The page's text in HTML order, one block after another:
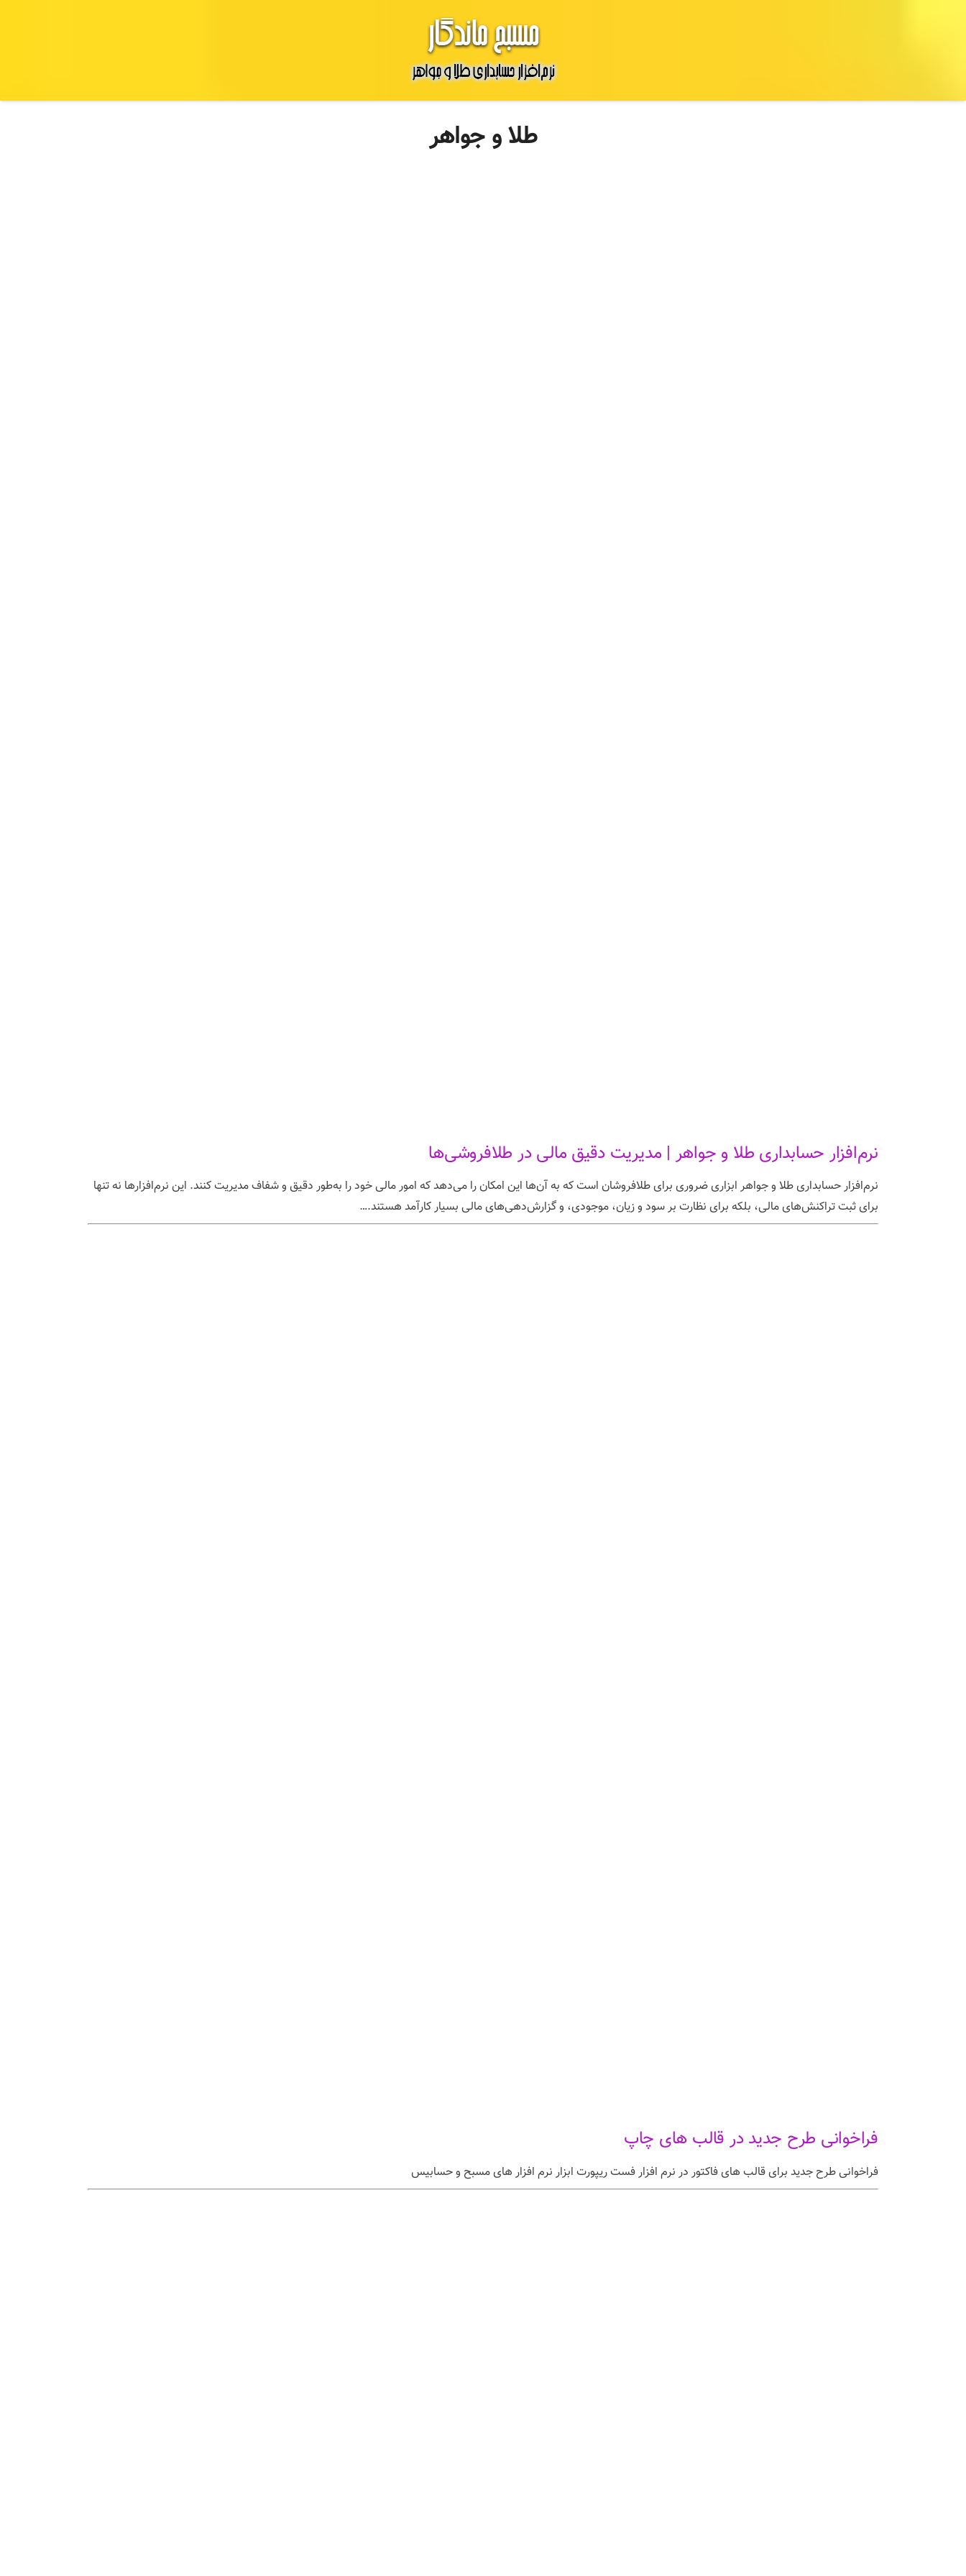
طلا و جواهر
نرم‌افزار حسابداری طلا و جواهر | مدیریت دقیق مالی در طلافروشی‌ها
نرم‌افزار حسابداری طلا و جواهر ابزاری ضروری برای طلافروشان است که به آن‌ها این امکان را می‌دهد که امور مالی خود را به‌طور دقیق و شفاف مدیریت کنند. این نرم‌افزارها نه تنها
برای ثبت تراکنش‌های مالی، بلکه برای نظارت بر سود و زیان، موجودی، و گزارش‌دهی‌های مالی بسیار کارآمد هستند.…
فراخوانی طرح جدید در قالب های چاپ
فراخوانی طرح جدید برای قالب های فاکتور در نرم افزار فست ریپورت ابزار نرم افزار های مسبح و حسابیس